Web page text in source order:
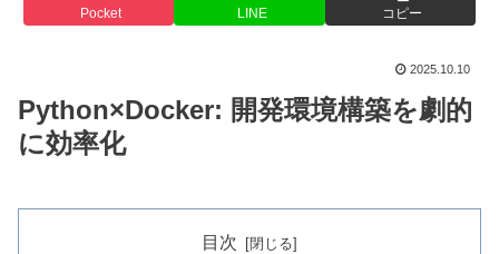
Pocket LINE コピー
2025.10.10
Python×Docker: 開発環境構築を劇的
に効率化
目次